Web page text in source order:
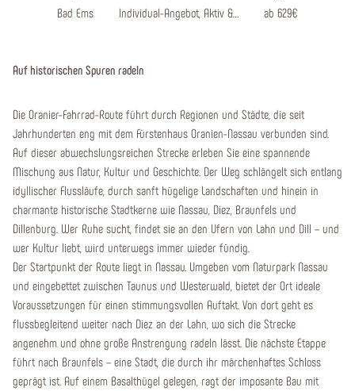
Bad Ems Individual-Angebot, Aktiv &… ab 629€
Auf historischen Spuren radeln
Die Oranier-Fahrrad-Route führt durch Regionen und Städte, die seit
Jahrhunderten eng mit dem Fürstenhaus Oranien-Nassau verbunden sind.
Auf dieser abwechslungsreichen Strecke erleben Sie eine spannende
Mischung aus Natur, Kultur und Geschichte. Der Weg schlängelt sich entlang
idyllischer Flussläufe, durch sanft hügelige Landschaften und hinein in
charmante historische Stadtkerne wie Nassau, Diez, Braunfels und
Dillenburg. Wer Ruhe sucht, findet sie an den Ufern von Lahn und Dill – und
wer Kultur liebt, wird unterwegs immer wieder fündig.
Der Startpunkt der Route liegt in Nassau. Umgeben vom Naturpark Nassau
und eingebettet zwischen Taunus und Westerwald, bietet der Ort ideale
Voraussetzungen für einen stimmungsvollen Auftakt. Von dort geht es
flussbegleitend weiter nach Diez an der Lahn, wo sich die Strecke
angenehm und ohne große Anstrengung radeln lässt. Die nächste Etappe
führt nach Braunfels – eine Stadt, die durch ihr märchenhaftes Schloss
geprägt ist. Auf einem Basalthügel gelegen, ragt der imposante Bau mit